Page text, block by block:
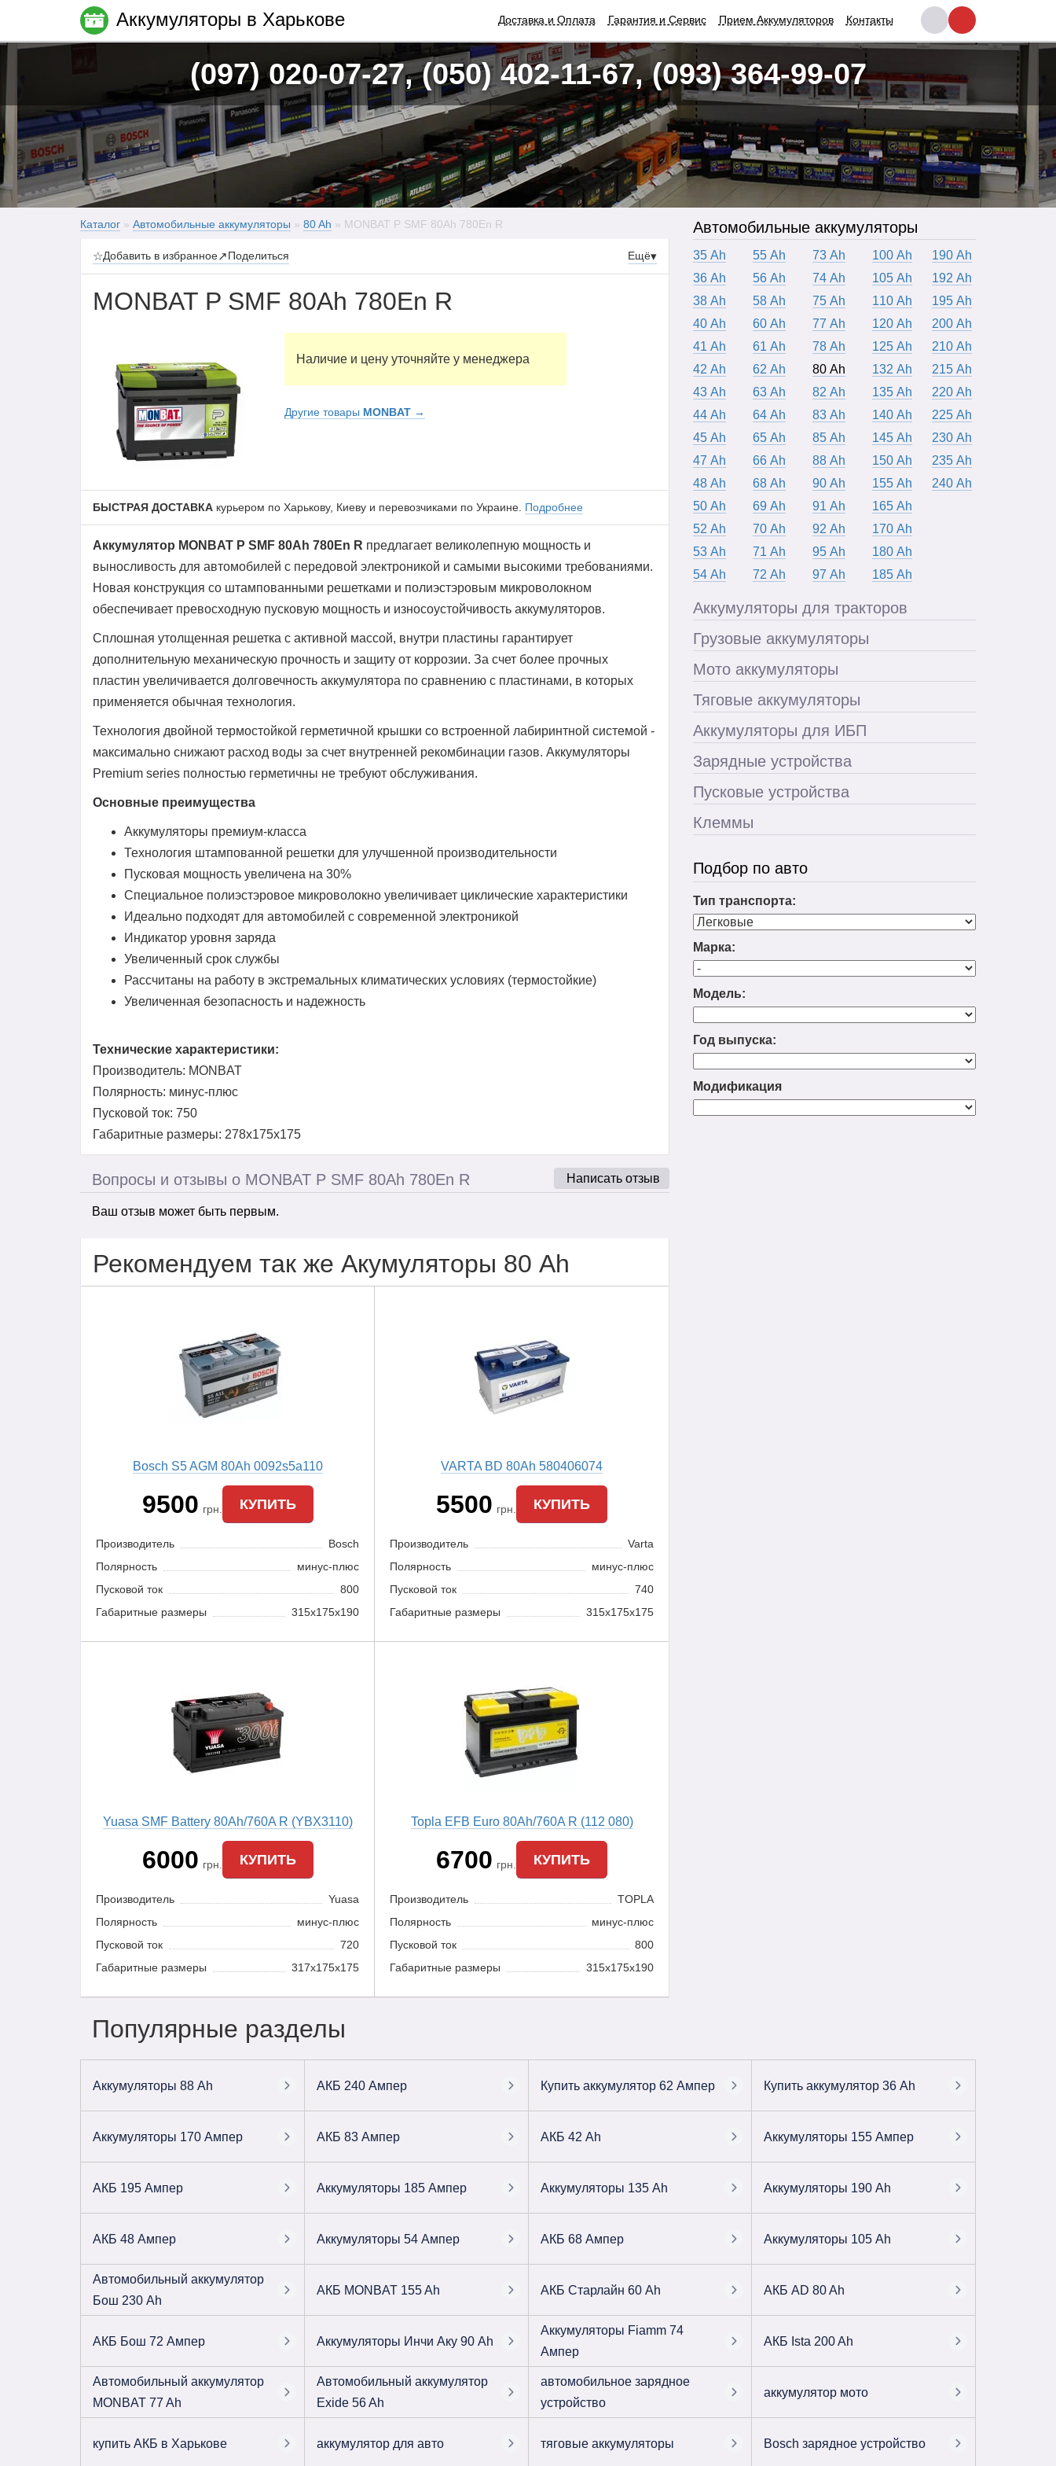
(097) 020-07-27, (050) 402-11-67, (093) 364-99-07
Каталог » Автомобильные аккумуляторы » 80 Ah » MONBAT P SMF 80Ah 780En R
☆Добавить в избранное↗Поделиться Ещё▾
MONBAT P SMF 80Ah 780En R
Наличие и цену уточняйте у менеджера
Другие товары MONBAT →
БЫСТРАЯ ДОСТАВКА курьером по Харькову, Киеву и перевозчиками по Украине. Подробнее
Аккумулятор MONBAT P SMF 80Ah 780En R предлагает великолепную мощность и
выносливость для автомобилей с передовой электроникой и самыми высокими требованиями.
Новая конструкция со штампованными решетками и полиэстэровым микроволокном
обеспечивает превосходную пусковую мощность и износоустойчивость аккумуляторов.
Сплошная утолщенная решетка с активной массой, внутри пластины гарантирует
дополнительную механическую прочность и защиту от коррозии. За счет более прочных
пластин увеличивается долговечность аккумулятора по сравнению с пластинами, в которых
применяется обычная технология.
Технология двойной термостойкой герметичной крышки со встроенной лабиринтной системой -
максимально снижают расход воды за счет внутренней рекомбинации газов. Аккумуляторы
Premium series полностью герметичны не требуют обслуживания.
Основные преимущества
Аккумуляторы премиум-класса
Технология штампованной решетки для улучшенной производительности
Пусковая мощность увеличена на 30%
Специальное полиэстэровое микроволокно увеличивает циклические характеристики
Идеально подходят для автомобилей с современной электроникой
Индикатор уровня заряда
Увеличенный срок службы
Рассчитаны на работу в экстремальных климатических условиях (термостойкие)
Увеличенная безопасность и надежность
Технические характеристики:
Производитель: MONBAT
Полярность: минус-плюс
Пусковой ток: 750
Габаритные размеры: 278x175x175
Написать отзыв
Вопросы и отзывы о MONBAT P SMF 80Ah 780En R
Ваш отзыв может быть первым.
Рекомендуем так же Акумуляторы 80 Ah
Bosch S5 AGM 80Ah 0092s5a110
9500 грн. КУПИТЬ
Производитель
Bosch
Полярность
минус-плюс
Пусковой ток
800
Габаритные размеры
315x175x190
VARTA BD 80Ah 580406074
5500 грн. КУПИТЬ
Производитель
Varta
Полярность
минус-плюс
Пусковой ток
740
Габаритные размеры
315x175x175
Yuasa SMF Battery 80Ah/760A R (YBX3110)
6000 грн. КУПИТЬ
Производитель
Yuasa
Полярность
минус-плюс
Пусковой ток
720
Габаритные размеры
317x175x175
Topla EFB Euro 80Ah/760A R (112 080)
6700 грн. КУПИТЬ
Производитель
TOPLA
Полярность
минус-плюс
Пусковой ток
800
Габаритные размеры
315x175x190
Автомобильные аккумуляторы
35 Ah
36 Ah
38 Ah
40 Ah
41 Ah
42 Ah
43 Ah
44 Ah
45 Ah
47 Ah
48 Ah
50 Ah
52 Ah
53 Ah
54 Ah
55 Ah
56 Ah
58 Ah
60 Ah
61 Ah
62 Ah
63 Ah
64 Ah
65 Ah
66 Ah
68 Ah
69 Ah
70 Ah
71 Ah
72 Ah
73 Ah
74 Ah
75 Ah
77 Ah
78 Ah
80 Ah
82 Ah
83 Ah
85 Ah
88 Ah
90 Ah
91 Ah
92 Ah
95 Ah
97 Ah
100 Ah
105 Ah
110 Ah
120 Ah
125 Ah
132 Ah
135 Ah
140 Ah
145 Ah
150 Ah
155 Ah
165 Ah
170 Ah
180 Ah
185 Ah
190 Ah
192 Ah
195 Ah
200 Ah
210 Ah
215 Ah
220 Ah
225 Ah
230 Ah
235 Ah
240 Ah
Аккумуляторы для тракторов
Грузовые аккумуляторы
Мото аккумуляторы
Тяговые аккумуляторы
Аккумуляторы для ИБП
Зарядные устройства
Пусковые устройства
Клеммы
Подбор по авто
Тип транспорта:
Марка:
Модель:
Год выпуска:
Модификация
Популярные разделы
Аккумуляторы 88 Ah АКБ 240 Ампер Купить аккумулятор 62 Ампер Купить аккумулятор 36 Ah
Аккумуляторы 170 Ампер АКБ 83 Ампер АКБ 42 Ah Аккумуляторы 155 Ампер
АКБ 195 Ампер Аккумуляторы 185 Ампер Аккумуляторы 135 Ah Аккумуляторы 190 Ah
АКБ 48 Ампер Аккумуляторы 54 Ампер АКБ 68 Ампер Аккумуляторы 105 Ah
Автомобильный аккумулятор
Бош 230 Ah
АКБ MONBAT 155 Ah АКБ Старлайн 60 Ah АКБ AD 80 Ah
АКБ Бош 72 Ампер Аккумуляторы Инчи Аку 90 Ah
Аккумуляторы Fiamm 74
Ампер
АКБ Ista 200 Ah
Автомобильный аккумулятор
MONBAT 77 Ah
Автомобильный аккумулятор
Exide 56 Ah
автомобильное зарядное
устройство
аккумулятор мото
купить АКБ в Харькове аккумулятор для авто тяговые аккумуляторы Bosch зарядное устройство
Аккумуляторы в Харькове Доставка и Оплата Гарантия и Сервис Прием Аккумуляторов Контакты